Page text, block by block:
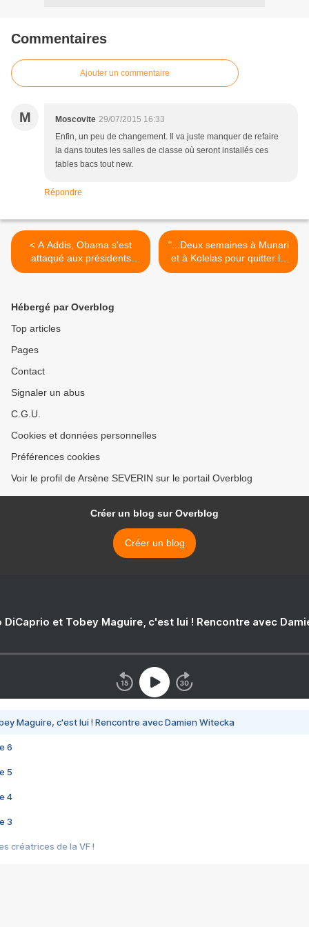
Commentaires
Ajouter un commentaire
M Moscovite 29/07/2015 16:33
Enfin, un peu de changement. Il va juste manquer de refaire
la dans toutes les salles de classe où seront installés ces
tables bacs tout new.
Répondre
< A Addis, Obama s'est
attaqué aux présidents
africains qui veulent mourir
"...Deux semaines à Munari
et à Kolelas pour quitter le
gouvernement" >
Hébergé par Overblog
Top articles
Pages
Contact
Signaler un abus
C.G.U.
Cookies et données personnelles
Préférences cookies
Voir le profil de Arsène SEVERIN sur le portail Overblog
Créer un blog sur Overblog
Créer un blog
DiCaprio et Tobey Maguire, c'est lui ! Rencontre avec
Maguire, c'est lui ! Rencontre avec Damien Witecka
6
5
4
3
créatrices de la VF !